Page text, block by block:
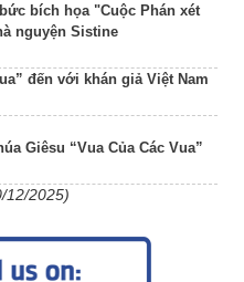
bích họa "Cuộc Phán xét
nguyện Sistine
đến với khán giả Việt Nam
Giêsu “Vua Của Các Vua”
12/2025)